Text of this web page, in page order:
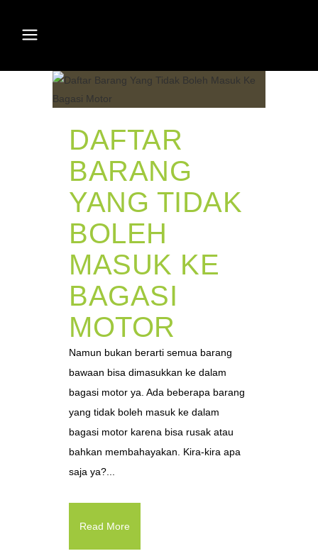
DAFTAR
BARANG
YANG TIDAK
BOLEH
MASUK KE
BAGASI
MOTOR
Namun bukan berarti semua barang
bawaan bisa dimasukkan ke dalam
bagasi motor ya. Ada beberapa barang
yang tidak boleh masuk ke dalam
bagasi motor karena bisa rusak atau
bahkan membahayakan. Kira-kira apa
saja ya?...
Read More